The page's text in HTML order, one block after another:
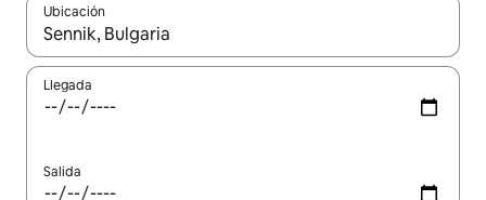
Ubicación
Cuando los resultados estén disponibles, podrás navegar
Llegada
Salida